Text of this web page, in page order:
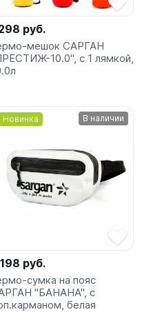
руб.
мешок САРГАН
10.0", с 1 лямкой,
Новинка В наличии
руб.
сумка на пояс
"БАНАНА", с
белая